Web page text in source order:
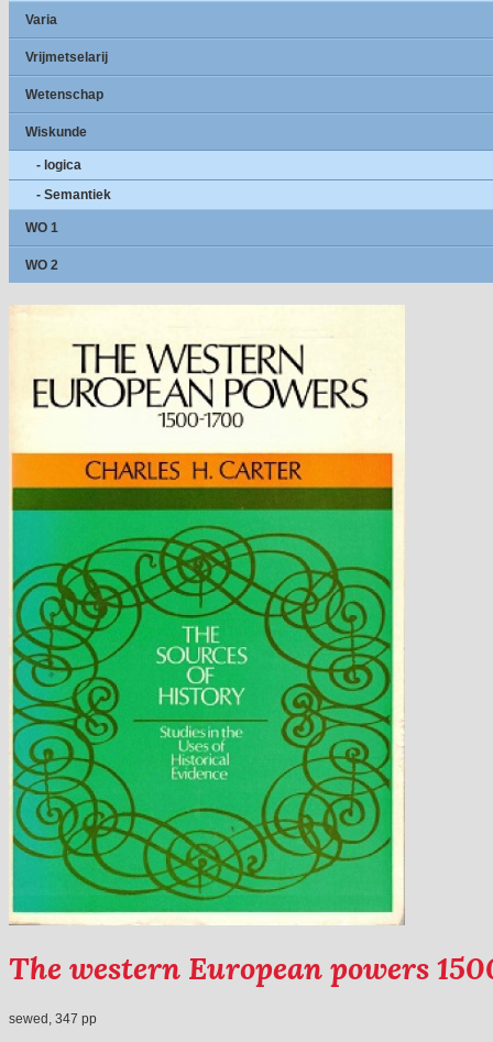
Varia
Vrijmetselarij
Wetenschap
Wiskunde
- logica
- Semantiek
WO 1
WO 2
The western European powers
sewed, 347 pp